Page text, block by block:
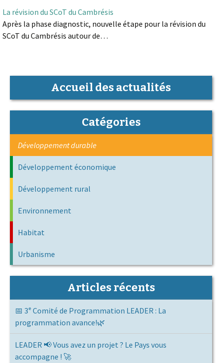
La révision du SCoT du Cambrésis
Après la phase diagnostic, nouvelle étape pour la révision du
SCoT du Cambrésis autour de…
Accueil des actualités
Catégories
Développement durable
Développement économique
Développement rural
Environnement
Habitat
Urbanisme
Articles récents
📅 3ᵉ Comité de Programmation LEADER : La
programmation avance!🌿
LEADER 📢 Vous avez un projet ? Le Pays vous
accompagne ! 🚀